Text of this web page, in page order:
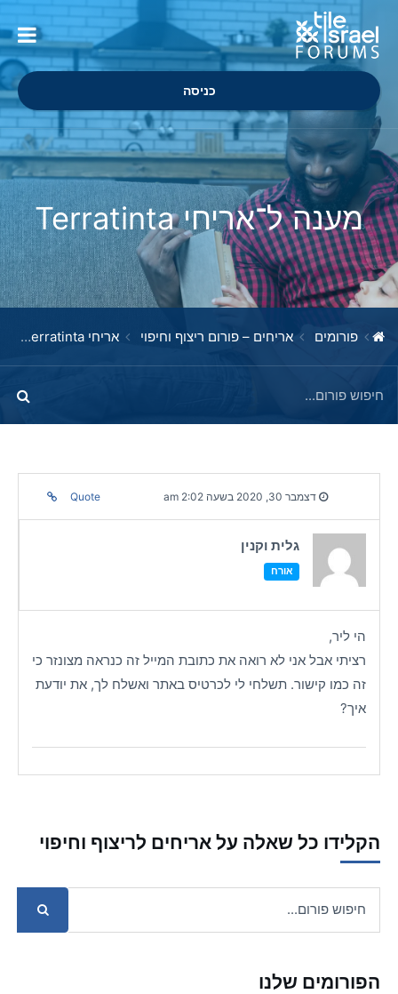
כניסה
מענה ל־אריחי Terratinta
פורומים אריחים – פורום ריצוף וחיפוי אריחי Terratinta
דצמבר 30, 2020 בשעה 2:02 am Quote
גלית וקנין
אורח
הי ליר,
רציתי אבל אני לא רואה את כתובת המייל זה כנראה מצונזר כי
זה כמו קישור. תשלחי לי לכרטיס באתר ואשלח לך, את יודעת
איך?
הקלידו כל שאלה על אריחים לריצוף וחיפוי
הפורומים שלנו